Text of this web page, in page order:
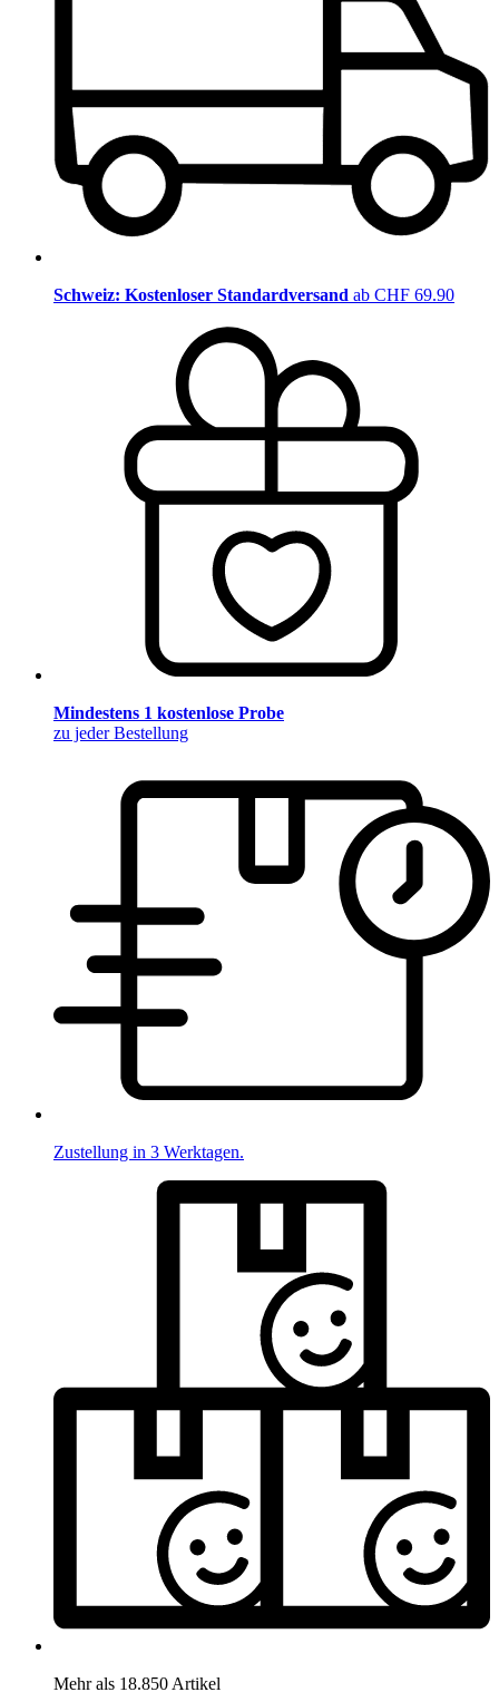
Schweiz: Kostenloser Standardversand ab CHF 69.90
Mindestens 1 kostenlose Probe
zu jeder Bestellung
Zustellung in 3 Werktagen.
Mehr als 18.850 Artikel